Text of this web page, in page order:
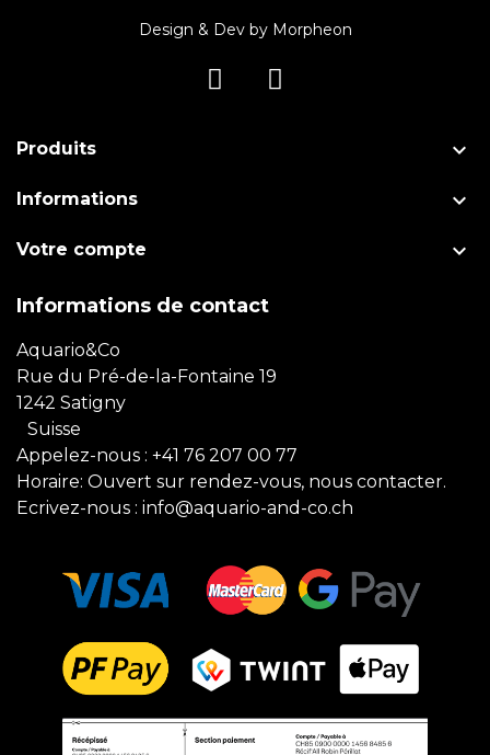
Design & Dev by Morpheon
Produits 
Informations 
Votre compte 
Informations de contact
Aquario&Co
Rue du Pré-de-la-Fontaine 19
1242 Satigny
Suisse
Appelez-nous : +41 76 207 00 77
Horaire: Ouvert sur rendez-vous, nous contacter.
Ecrivez-nous : info@aquario-and-co.ch